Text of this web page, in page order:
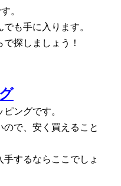
。
も手に入ります。
探しましょう！
ングです。
で、安く買えること
するならここでしょ